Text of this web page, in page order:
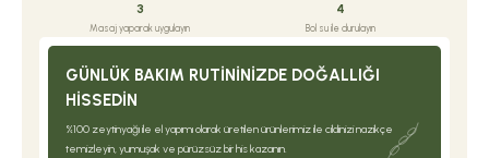
3
Masaj yaparak uygulayın
4
Bol su ile durulayın
GÜNLÜK BAKIM RUTININIZDE DOĞALLIĞI
HISSEDIN
%100 zeytinyağı ile el yapımı olarak üretilen ürünlerimiz ile cildinizi nazikçe
temizleyin, yumuşak ve pürüzsüz bir his kazanın.